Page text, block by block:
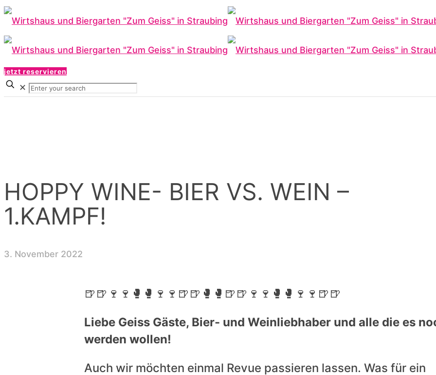
jetzt reservieren
✕
HOPPY WINE- BIER VS. WEIN –
1.KAMPF!
3. November 2022
🍺🍺🍷🍷🥊🥊🍷🍷🍺🍺🥊🥊🍺🍺🍷🍷🥊🥊🍷🍷🍺🍺
Liebe Geiss Gäste, Bier- und Weinliebhaber und alle die es
werden wollen!
Auch wir möchten einmal Revue passieren lassen. Was für ein